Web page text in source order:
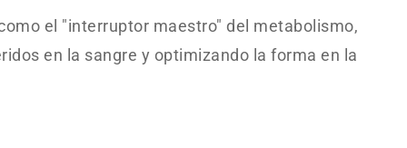
el "interruptor maestro" del metabolismo,
en la sangre y optimizando la forma en la